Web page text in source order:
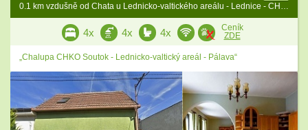
0.1 km vzdušně od Chata u Lednicko-valtického areálu - Lednice - CHKO Soutok
4x 4x 4x
Ceník
ZDE
„Chalupa CHKO Soutok - Lednicko-valtický areál - Pálava“